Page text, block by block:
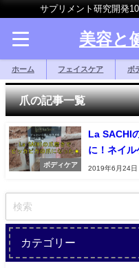
サプリメント研究開発
美容と
ホーム フェイスケア ボ
爪の記事一覧
ボディケア
La SACHI
に！ネイ
2019年6月24日
カテゴリー